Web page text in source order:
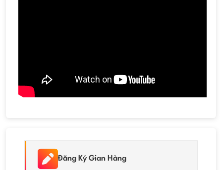
Đăng Ký Gian Hàng